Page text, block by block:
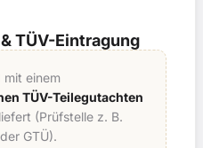
TÜV-Eintragung
mit einem
TÜV-Teilegutachten
(Prüfstelle z. B.
GTÜ).